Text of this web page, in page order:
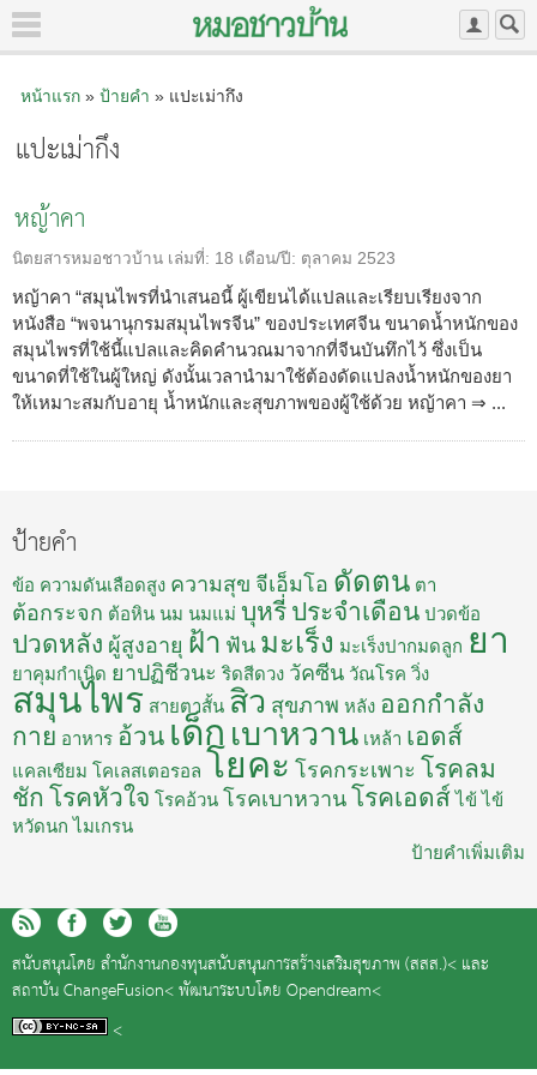
หน้าแรก» ป้ายคำ » แปะเม่ากึง
แปะเม่ากึง
หญ้าคา
นิตยสารหมอชาวบ้าน เล่มที่: 18 เดือน/ปี: ตุลาคม 2523
หญ้าคา “สมุนไพรที่นำเสนอนี้ ผู้เขียนได้แปลและเรียบเรียงจาก
หนังสือ “พจนานุกรมสมุนไพรจีน” ของประเทศจีน ขนาดน้ำหนักของ
สมุนไพรที่ใช้นี้แปลและคิดคำนวณมาจากที่จีนบันทึกไว้ ซึ่งเป็น
ขนาดที่ใช้ในผู้ใหญ่ ดังนั้นเวลานำมาใช้ต้องดัดแปลงน้ำหนักของยา
ให้เหมาะสมกับอายุ น้ำหนักและสุขภาพของผู้ใช้ด้วย หญ้าคา ⇒ ...
ป้ายคำ
ข้อ ความดันเลือดสูง ความสุข จีเอ็มโอ ดัดตน ตา
ต้อกระจก ต้อหิน นม นมแม่ บุหรี่ ประจำเดือน ปวดข้อ
ปวดหลัง ผู้สูงอายุ ฝ้า ฟัน มะเร็ง มะเร็งปากมดลูก ยา
ยาคุมกำเนิด ยาปฏิชีวนะ ริดสีดวง วัคซีน วัณโรค วิ่ง
สมุนไพร สายตาสั้น สิว สุขภาพ หลัง ออกกำลัง
กาย อาหาร อ้วน เด็ก เบาหวาน เหล้า เอดส์
แคลเซียม โคเลสเตอรอล โยคะ โรคกระเพาะ โรคลม
ชัก โรคหัวใจ โรคอ้วน โรคเบาหวาน โรคเอดส์ ไข้ ไข้
หวัดนก ไมเกรน
ป้ายคำเพิ่มเติม
สนับสนุนโดย สำนักงานกองทุนสนับสนุนการสร้างเสริมสุขภาพ (สสส.)< และ
สถาบัน ChangeFusion<พัฒนาระบบโดย Opendream<
<